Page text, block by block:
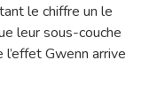
le chiffre un le
leur sous-couche
Gwenn arrive